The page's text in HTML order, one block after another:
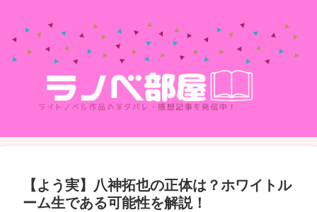
【よう実】八神拓也の正体は？ホワイトル
ーム生である可能性を解説！